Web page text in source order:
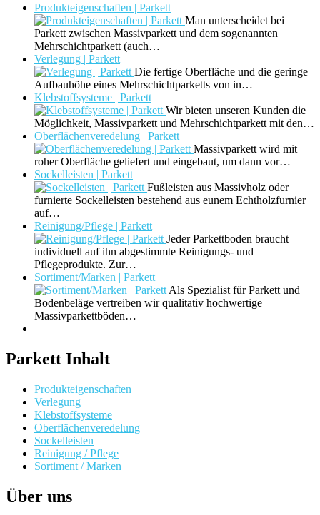
Produkteigenschaften | Parkett
Man unterscheidet bei
Parkett zwischen Massivparkett und dem sogenannten
Mehrschichtparkett (auch…
Verlegung | Parkett
Die fertige Oberfläche und die geringe
Aufbauhöhe eines Mehrschichtparketts von in…
Klebstoffsysteme | Parkett
Wir bieten unseren Kunden die
Möglichkeit, Massivparkett und Mehrschichtparkett mit den…
Oberflächenveredelung | Parkett
Massivparkett wird mit
roher Oberfläche geliefert und eingebaut, um dann vor…
Sockelleisten | Parkett
Fußleisten aus Massivholz oder
furnierte Sockelleisten bestehend aus eunem Echtholzfurnier
auf…
Reinigung/Pflege | Parkett
Jeder Parkettboden braucht
individuell auf ihn abgestimmte Reinigungs- und
Pflegeprodukte. Zur…
Sortiment/Marken | Parkett
Als Spezialist für Parkett und
Bodenbeläge vertreiben wir qualitativ hochwertige
Massivparkettböden…
Parkett Inhalt
Produkteigenschaften
Verlegung
Klebstoffsysteme
Oberflächenveredelung
Sockelleisten
Reinigung / Pflege
Sortiment / Marken
Über uns